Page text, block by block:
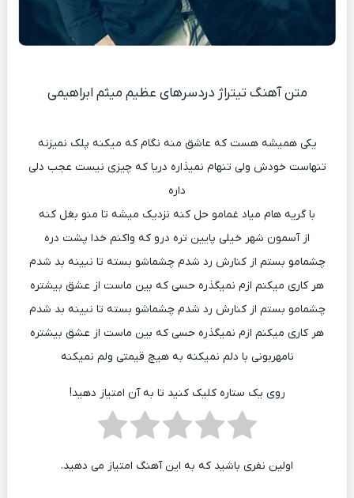
متن آهنگ تیتراژ دردسرهای عظیم میثم ابراهیمی
یکی همیشه هست که عاشق منه نگام که میکنه پلک نمیزنه
تنهاست خودش ولی تنهام نمیذاره دریا که چیزی نیست عجب دلی
داره
با گریه هام میاد غمامو حل کنه نزدیک میشه تا منو بغل کنه
از آسمون شهر خیلی پایین تره درو که واکنم خدا پشت دره
چشمامو بستم از کنارش رد شدم چشماشو بسته تا نبینه بد شدم
هر کاری میکنم ازم نمیگذره حسی که بین ماست از عشق بیشتره
چشمامو بستم از کنارش رد شدم چشماشو بسته تا نبینه بد شدم
هر کاری میکنم ازم نمیگذره حسی که بین ماست از عشق بیشتره
نامهربونی با دلم نمیکنه به هیچ قیمتی ولم نمیکنه
روی یک ستاره کلیک کنید تا به آن امتیاز دهید!
اولین نفری باشید که به این آهنگ امتیاز می دهید.